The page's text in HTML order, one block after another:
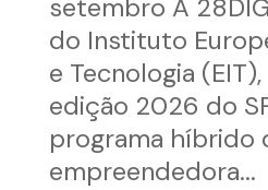
setembro A
do Instituto
e Tecnologia
edição 2026 do
programa híbrido
empreendedora...